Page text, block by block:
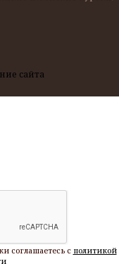
соглашаетесь с политикой